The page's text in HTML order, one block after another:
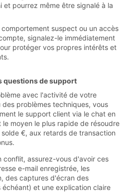
et pourrez même être signalé à la
suspect ou un accès
signalez-le immédiatement
protéger vos propres intérêts et
questions de support
avec l'activité de votre
problèmes techniques, vous
le support client via le chat en
moyen le plus rapide de résoudre
€, aux retards de transaction
conflit, assurez-vous d'avoir ces
e-mail enregistrée, les
des captures d'écran des
échéant) et une explication claire